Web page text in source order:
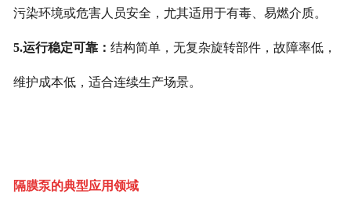
污染环境或危害人员安全，尤其适用于有毒、易燃介质。
5.运行稳定可靠： 结构简单，无复杂旋转部件，故障率低，
维护成本低，适合连续生产场景。
隔膜泵的典型应用领域